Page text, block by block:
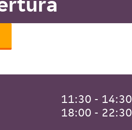
11:30 - 14:30
18:00 - 22:30